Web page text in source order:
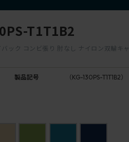
T1T1B2
ック コンビ張り 肘なし ナイロン双輪キャ
製品記号 （KG-130PS-T1T1B2）